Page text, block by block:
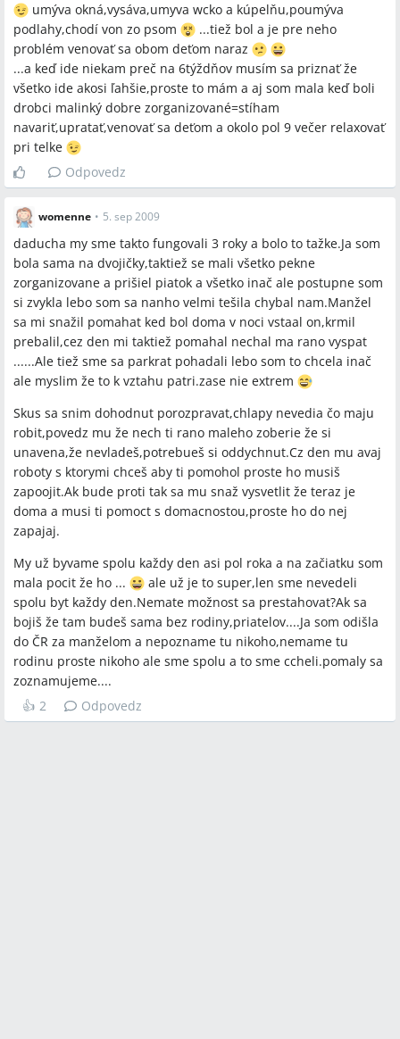
umýva okná,vysáva,umyva wcko a kúpelňu,poumýva
podlahy,chodí von zo psom
...tiež bol a je pre neho
problém venovať sa obom deťom naraz
...a keď ide niekam preč na 6týždňov musím sa priznať že
všetko ide akosi ľahšie,proste to mám a aj som mala keď boli
drobci malinký dobre zorganizované=stíham
navariť,upratať,venovať sa deťom a okolo pol 9 večer relaxovať
pri telke
Odpovedz
womenne • 5. sep 2009
daducha my sme takto fungovali 3 roky a bolo to tažke.Ja som
bola sama na dvojičky,taktiež se mali všetko pekne
zorganizovane a prišiel piatok a všetko inač ale postupne som
si zvykla lebo som sa nanho velmi tešila chybal nam.Manžel
sa mi snažil pomahat ked bol doma v noci vstaal on,krmil
prebalil,cez den mi taktiež pomahal nechal ma rano vyspat
......Ale tiež sme sa parkrat pohadali lebo som to chcela inač
ale myslim že to k vztahu patri.zase nie extrem
Skus sa snim dohodnut porozpravat,chlapy nevedia čo maju
robit,povedz mu že nech ti rano maleho zoberie že si
unavena,že nevladeš,potrebueš si oddychnut.Cz den mu avaj
roboty s ktorymi chceš aby ti pomohol proste ho musiš
zapoojit.Ak bude proti tak sa mu snaž vysvetlit že teraz je
doma a musi ti pomoct s domacnostou,proste ho do nej
zapajaj.
My už byvame spolu každy den asi pol roka a na začiatku som
mala pocit že ho ...
ale už je to super,len sme nevedeli
spolu byt každy den.Nemate možnost sa prestahovat?Ak sa
bojiš že tam budeš sama bez rodiny,priatelov....Ja som odišla
do ČR za manželom a nepozname tu nikoho,nemame tu
rodinu proste nikoho ale sme spolu a to sme ccheli.pomaly sa
zoznamujeme....
👍 2 Odpovedz